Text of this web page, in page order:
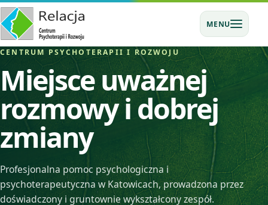
MENU
CENTRUM PSYCHOTERAPII I ROZWOJU
Miejsce uważnej
rozmowy i dobrej
zmiany
Profesjonalna pomoc psychologiczna i
psychoterapeutyczna w Katowicach, prowadzona przez
doświadczony i gruntownie wykształcony zespół.